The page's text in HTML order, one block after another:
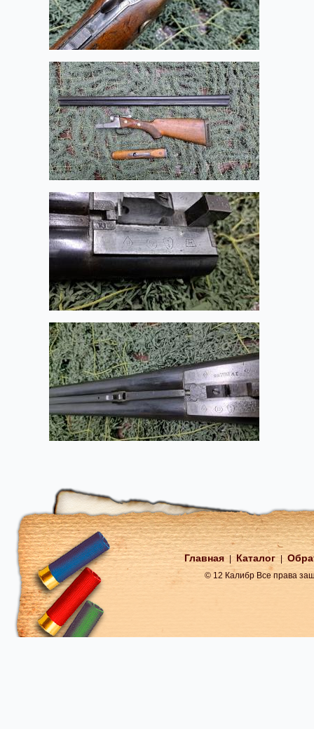
Главная Каталог
© 12 Калибр Все права